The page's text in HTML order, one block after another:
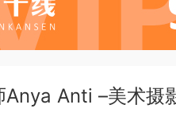
Anya Anti –美术摄